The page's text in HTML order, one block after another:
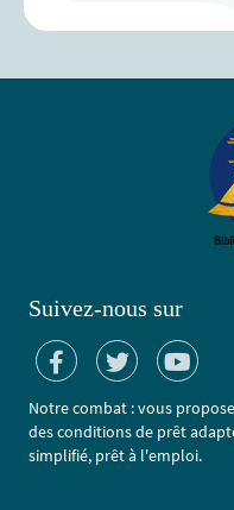
Suivez-nous sur
Notre combat : vous
des conditions de prêt
simplifié, prêt à l'emploi.